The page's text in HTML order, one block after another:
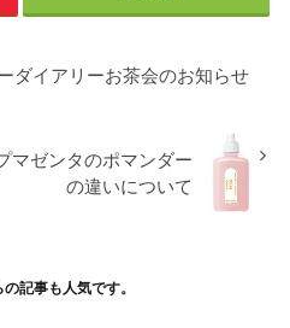
ダイアリーお茶会のお知らせ
マゼンタのポマンダー
の違いについて
の記事も人気です。